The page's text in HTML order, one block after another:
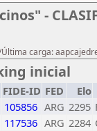
-
carga:
inicial
FIDE-ID FED
Elo
105856 ARG 2295
117536 ARG 2284